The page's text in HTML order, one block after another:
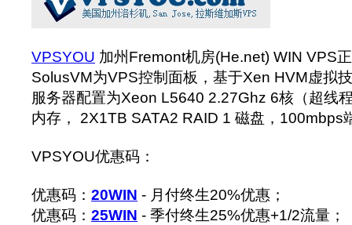
VPSYOU 加州Fremont机房(He.net) WIN VPS
SolusVM为VPS控制面板，基于Xen HVM虚拟
服务器配置为Xeon L5640 2.27Ghz 6核（超线
内存， 2X1TB SATA2 RAID 1 磁盘，100mbps
VPSYOU优惠码：
优惠码： 20WIN - 月付终生20%优惠；
优惠码： 25WIN - 季付终生25%优惠+1/2流量；